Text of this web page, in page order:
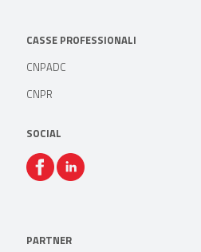
CASSE PROFESSIONALI
CNPADC
CNPR
SOCIAL
PARTNER